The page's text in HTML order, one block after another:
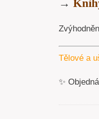
→
Tělové a
✨